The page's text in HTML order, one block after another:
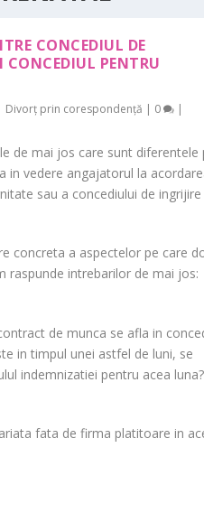
CONCEDIUL DE
PENTRU
Divorț prin corespondență | 0 |
de mai jos care sunt diferentele
in vedere angajatorul la
sau a concediului de ingrijire
concreta a aspectelor pe care
raspunde intrebarilor de mai jos:
de munca se afla in
in timpul unei astfel de luni, se
indemnizatiei pentru acea luna?
fata de firma platitoare in